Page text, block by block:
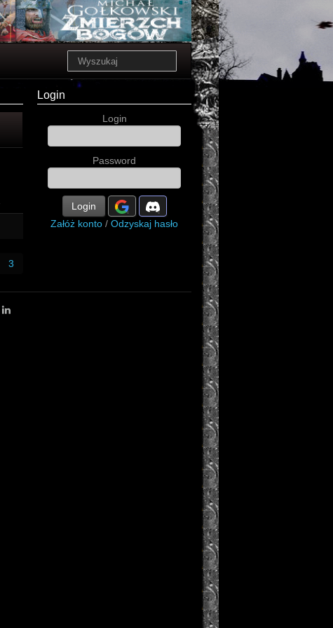
3
Login
Login
Password
Login
Załóż konto / Odzyskaj hasło